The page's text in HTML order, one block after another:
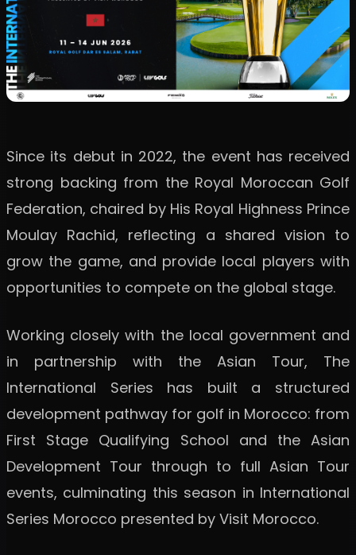
Since its debut in 2022, the event has received
strong backing from the Royal Moroccan Golf
Federation, chaired by His Royal Highness Prince
Moulay Rachid, reflecting a shared vision to
grow the game, and provide local players with
opportunities to compete on the global stage.
Working closely with the local government and
in partnership with the Asian Tour, The
International Series has built a structured
development pathway for golf in Morocco: from
First Stage Qualifying School and the Asian
Development Tour through to full Asian Tour
events, culminating this season in International
Series Morocco presented by Visit Morocco.